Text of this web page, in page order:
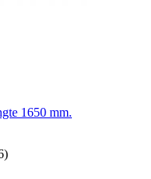
1650 mm.